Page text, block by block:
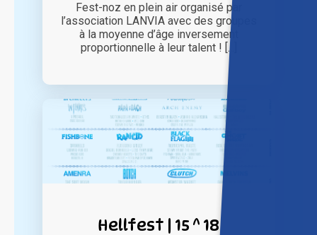
Fest-noz en plein air organisé par
l’association LANVIA avec des groupes
à la moyenne d’âge inversement
proportionnelle à leur talent ! [...]
Hellfest | 15 ^ 18